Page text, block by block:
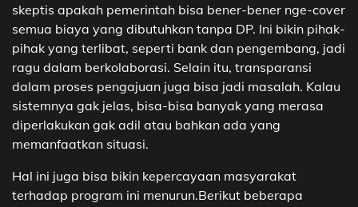
skeptis apakah pemerintah bisa bener-bener nge-cover
semua biaya yang dibutuhkan tanpa DP. Ini bikin pihak-
pihak yang terlibat, seperti bank dan pengembang, jadi
ragu dalam berkolaborasi. Selain itu, transparansi
dalam proses pengajuan juga bisa jadi masalah. Kalau
sistemnya gak jelas, bisa-bisa banyak yang merasa
diperlakukan gak adil atau bahkan ada yang
memanfaatkan situasi.
Hal ini juga bisa bikin kepercayaan masyarakat
terhadap program ini menurun.Berikut beberapa